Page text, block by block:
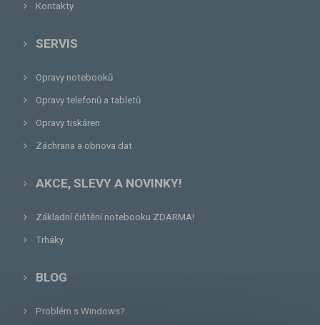
Kontakty
SERVIS
Opravy notebooků
Opravy telefonů a tabletů
Opravy tiskáren
Záchrana a obnova dat
AKCE, SLEVY A NOVINKY!
Základní čištění notebooku ZDARMA!
Trháky
BLOG
Problém s Windows?